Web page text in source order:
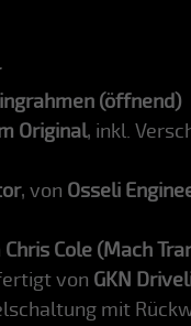
(öffnend)
Original, inkl.
, von Osseli
Chris Cole (Mach
von GKN
mit